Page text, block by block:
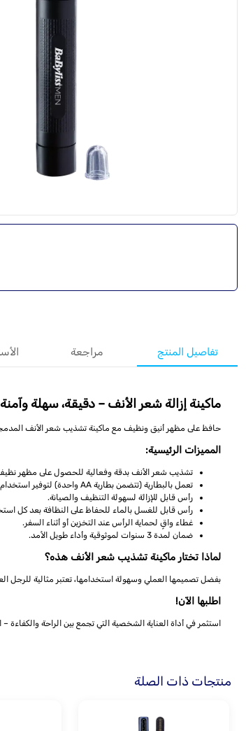
تفاصيل المنتج مراجعة
ماكينة إزالة شعر الأنف – دقيقة، سهلة
حافظ على مظهر أنيق ونظيف مع ماكينة تشذيب شعر الأنف
المميزات الرئيسية:
تشذيب شعر الأنف بدقة وفعالية للحصول على مظهر
تعمل بالبطارية (تتضمن بطارية AA واحدة) لتوفير استخدام سهل دون الحاجة لكهرباء.
رأس قابل للإزالة لسهولة التنظيف والصيانة.
رأس قابل للغسل بالماء للحفاظ على النظافة بعد كل
غطاء واقٍ لحماية الرأس عند التخزين أو أثناء السفر.
ضمان لمدة 3 سنوات لموثوقية وأداء طويل الأمد.
لماذا تختار ماكينة تشذيب شعر الأنف هذه؟
بفضل تصميمها العملي وسهولة استخدامها، تعتبر مثالية
اطلبها الآن!
استثمر في أداة العناية الشخصية التي تجمع بين الراحة
منتجات ذات الصلة